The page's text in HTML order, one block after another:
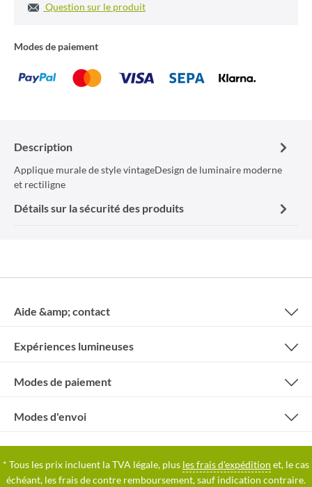
Question sur le produit
Modes de paiement
Description
Applique murale de style vintageDesign de luminaire moderne
et rectiligne
Détails sur la sécurité des produits
Aide &amp; contact
Expériences lumineuses
Modes de paiement
Modes d'envoi
* Tous les prix incluent la TVA légale, plus les frais d'expédition et, le cas
échéant, les frais de contre remboursement, sauf indication contraire.